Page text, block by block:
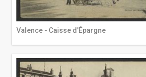
Valence - Caisse d'Épargne